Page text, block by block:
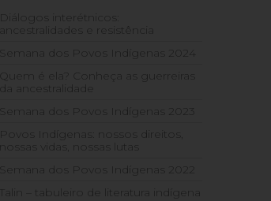
Diálogos interétnicos:
ancestralidades e resistência
Semana dos Povos Indígenas 2024
Quem é ela? Conheça as guerreiras
da ancestralidade
Semana dos Povos Indígenas 2023
Povos Indígenas: nossos direitos,
nossas vidas, nossas lutas
Semana dos Povos Indígenas 2022
Talin – tabuleiro de literatura indígena